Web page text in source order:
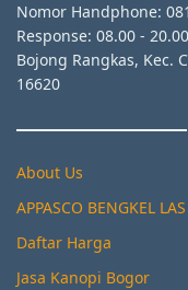
Nomor Handphone:
Response: 08.00 -
Bojong Rangkas, Kec.
16620
About Us
APPASCO BENGKEL
Daftar Harga
Jasa Kanopi Bogor